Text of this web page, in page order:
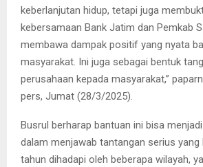
keberlanjutan hidup, tetapi juga
kebersamaan Bank Jatim dan Pemkab
membawa dampak positif yang nyata
masyarakat. Ini juga sebagai bentuk
perusahaan kepada masyarakat,”
pers, Jumat (28/3/2025).
Busrul berharap bantuan ini bisa
dalam menjawab tantangan serius yang
tahun dihadapi oleh beberapa wilayah,